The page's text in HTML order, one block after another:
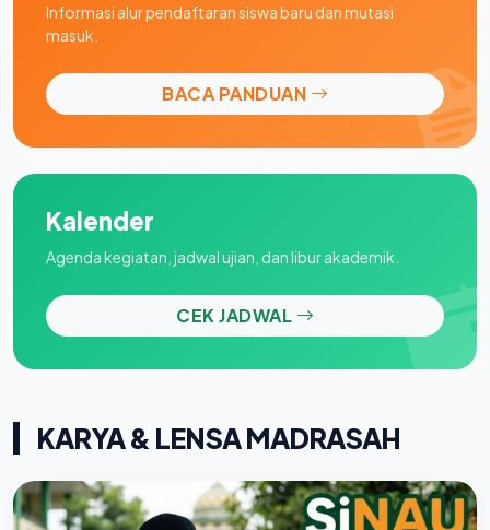
Informasi alur pendaftaran siswa baru dan mutasi
masuk.
BACA PANDUAN
Kalender
Agenda kegiatan, jadwal ujian, dan libur akademik.
CEK JADWAL
KARYA & LENSA MADRASAH